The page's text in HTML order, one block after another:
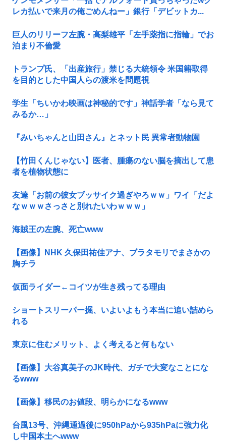
レカ払いで来月の俺ごめんねー」銀行「デビットカ...
巨人のリリーフ左腕・高梨雄平「左手薬指に指輪」でお
泊まり不倫愛
トランプ氏、「出産旅行」禁じる大統領令 米国籍取得
を目的とした中国人らの渡米を問題視
学生「ちいかわ映画は神秘的です」神話学者「なら見て
みるか…」
『みいちゃんと山田さん』とネット民 異常者動物園
【竹田くんじゃない】医者、腫瘍のない脳を摘出して患
者を植物状態に
友達「お前の彼女ブッサイク過ぎやろｗｗ」ワイ「だよ
なｗｗｗさっさと別れたいわｗｗｗ」
海賊王の左腕、死亡www
【画像】NHK 久保田祐佳アナ、ブラタモリでまさかの
胸チラ
仮面ライダー←コイツが生き残ってる理由
ショートスリーパー掘、いよいよもう本当に追い詰めら
れる
東京に住むメリット、よく考えると何もない
【画像】大谷真美子のJK時代、ガチで大変なことにな
るwww
【画像】移民のお値段、明らかになるwww
台風13号、沖縄通過後に950hPaから935hPaに強力化
し中国本土へwww